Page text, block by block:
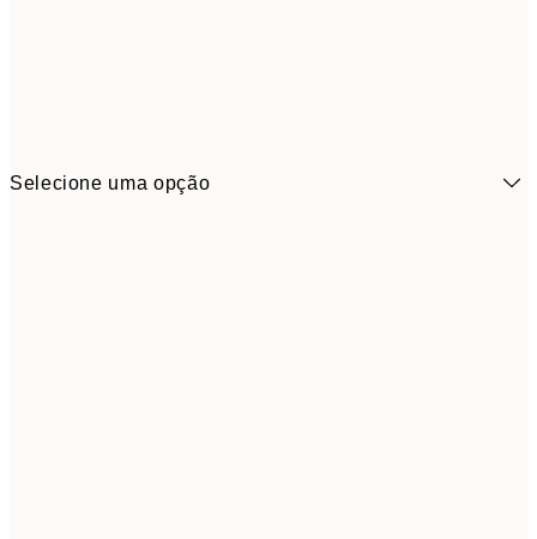
Selecione uma opção